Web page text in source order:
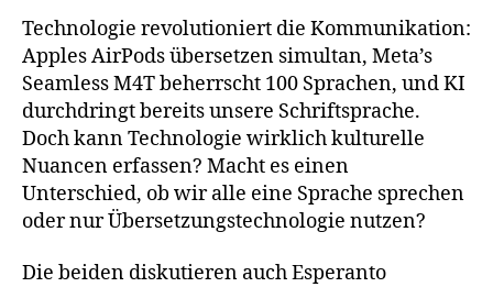
Technologie revolutioniert die Kommunikation:
Apples AirPods übersetzen simultan, Meta’s
Seamless M4T beherrscht 100 Sprachen, und KI
durchdringt bereits unsere Schriftsprache.
Doch kann Technologie wirklich kulturelle
Nuancen erfassen? Macht es einen
Unterschied, ob wir alle eine Sprache sprechen
oder nur Übersetzungstechnologie nutzen?
Die beiden diskutieren auch Esperanto